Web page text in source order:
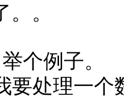
。
子。
一个数